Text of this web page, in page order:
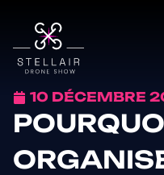
10 DÉCEMBRE